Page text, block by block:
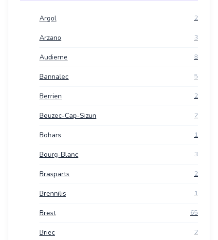
Argol 2
Arzano 3
Audierne 8
Bannalec 5
Berrien 2
Beuzec-Cap-Sizun 2
Bohars 1
Bourg-Blanc 3
Brasparts 2
Brennilis 1
Brest 65
Briec 2